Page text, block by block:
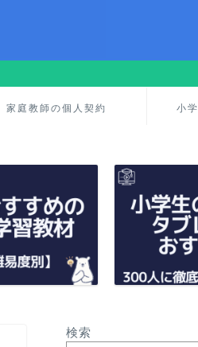
家庭教師の個人契約 小
検索